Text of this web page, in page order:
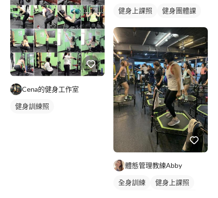
Cena的健身工作室
健身訓練照
健身上課照
健身團體課
體態管理教練Abby
全身訓練
健身上課照